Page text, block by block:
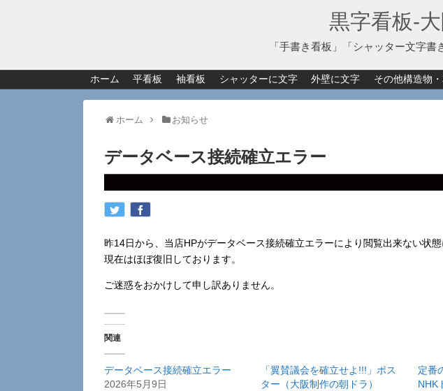
黒字看板‐
「手書き看板」「シャッター文字
ホーム 平看板 袖看板 シャッターに文字 外壁に文字 その他構造物
ホーム お知らせ
データベース接続確立エラー
昨14日から、当店HPがデータベース接続確立エラーにより閲覧出来ない状態
現在はほぼ復旧しております。
ご迷惑をおかけして申し訳ありません。
関連
データベース接続確立エラー
2026年5月9日
「翼賛議会を確立せよ!!!」ポス
ター（大阪制作の朝ドラ）
定番
NHK